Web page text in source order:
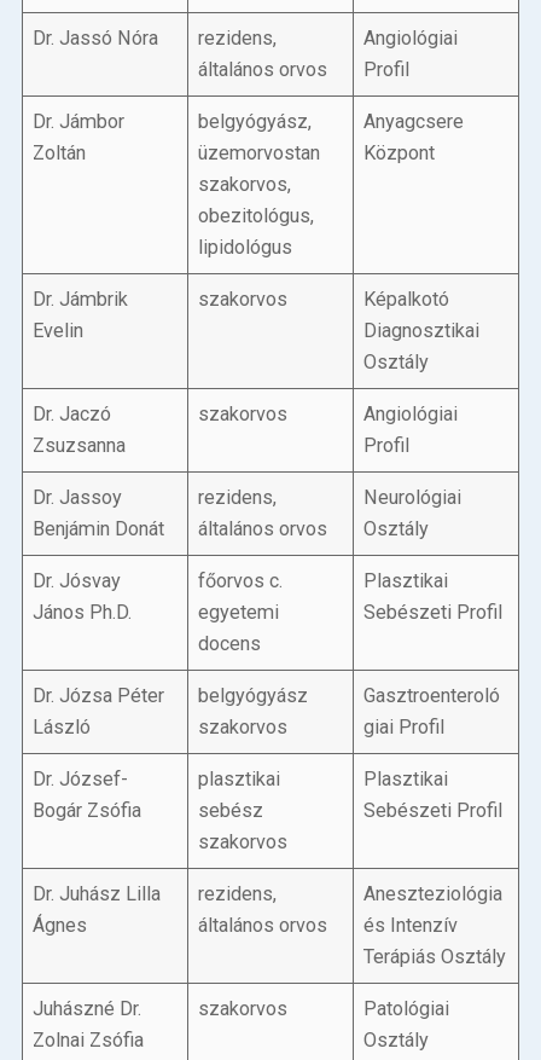
Dr. Jassó Nóra
rezidens,
általános orvos
Angiológiai
Profil
Dr. Jámbor
Zoltán
belgyógyász,
üzemorvostan
szakorvos,
obezitológus,
lipidológus
Anyagcsere
Központ
Dr. Jámbrik
Evelin
szakorvos
Képalkotó
Diagnosztikai
Osztály
Dr. Jaczó
Zsuzsanna
szakorvos
Angiológiai
Profil
Dr. Jassoy
Benjámin Donát
rezidens,
általános orvos
Neurológiai
Osztály
Dr. Jósvay
János Ph.D.
főorvos c.
egyetemi
docens
Plasztikai
Sebészeti Profil
Dr. Józsa Péter
László
belgyógyász
szakorvos
Gasztroenteroló
giai Profil
Dr. József-
Bogár Zsófia
plasztikai
sebész
szakorvos
Plasztikai
Sebészeti Profil
Dr. Juhász Lilla
Ágnes
rezidens,
általános orvos
Aneszteziológia
és Intenzív
Terápiás Osztály
Juhászné Dr.
Zolnai Zsófia
szakorvos
Patológiai
Osztály